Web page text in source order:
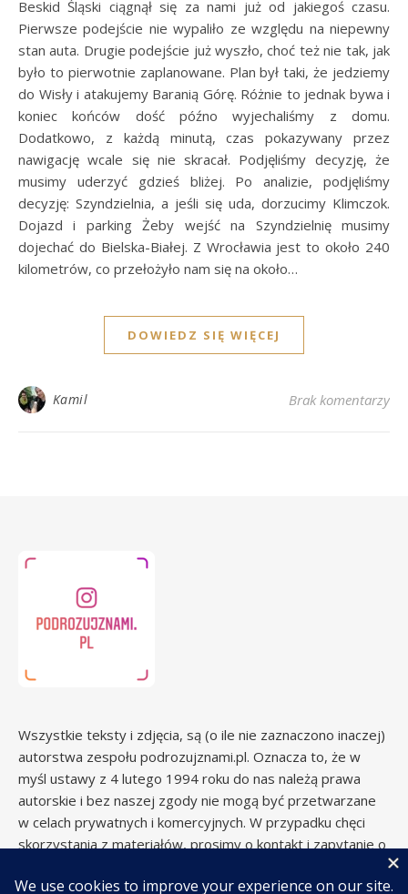
Beskid Śląski ciągnął się za nami już od jakiegoś czasu.
Pierwsze podejście nie wypaliło ze względu na niepewny
stan auta. Drugie podejście już wyszło, choć też nie tak, jak
było to pierwotnie zaplanowane. Plan był taki, że jedziemy
do Wisły i atakujemy Baranią Górę. Różnie to jednak bywa i
koniec końców dość późno wyjechaliśmy z domu.
Dodatkowo, z każdą minutą, czas pokazywany przez
nawigację wcale się nie skracał. Podjęliśmy decyzję, że
musimy uderzyć gdzieś bliżej. Po analizie, podjęliśmy
decyzję: Szyndzielnia, a jeśli się uda, dorzucimy Klimczok.
Dojazd i parking Żeby wejść na Szyndzielnię musimy
dojechać do Bielska-Białej. Z Wrocławia jest to około 240
kilometrów, co przełożyło nam się na około…
DOWIEDZ SIĘ WIĘCEJ
Kamil Brak komentarzy
Wszystkie teksty i zdjęcia, są (o ile nie zaznaczono inaczej)
autorstwa zespołu podrozujznami.pl. Oznacza to, że w
myśl ustawy z 4 lutego 1994 roku do nas należą prawa
autorskie i bez naszej zgody nie mogą być przetwarzane
w celach prywatnych i komercyjnych. W przypadku chęci
skorzystania z materiałów, prosimy o kontakt i zapytanie o